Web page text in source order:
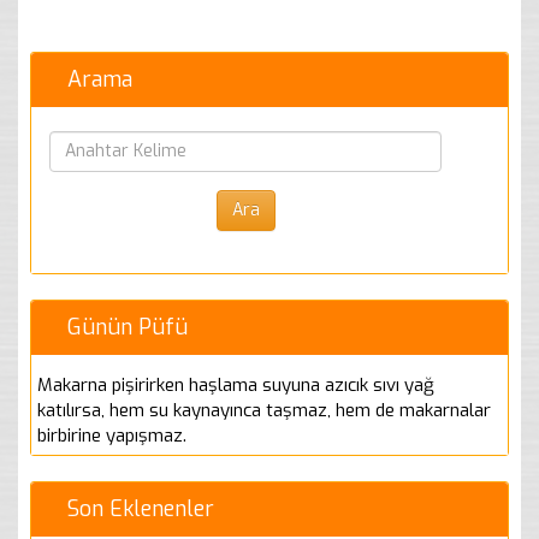
Arama
Günün Püfü
Makarna pişirirken haşlama suyuna azıcık sıvı yağ
katılırsa, hem su kaynayınca taşmaz, hem de makarnalar
birbirine yapışmaz.
Son Eklenenler